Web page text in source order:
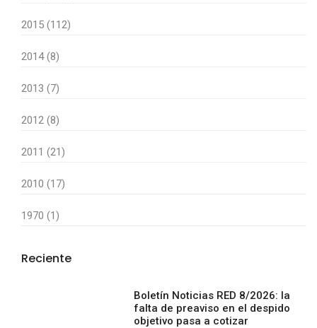
2015 (112)
2014 (8)
2013 (7)
2012 (8)
2011 (21)
2010 (17)
1970 (1)
Reciente
Boletín Noticias RED 8/2026: la
falta de preaviso en el despido
objetivo pasa a cotizar